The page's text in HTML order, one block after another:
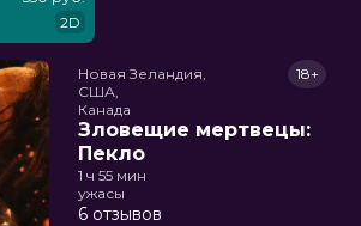
2D
Новая Зеландия,
США,
Канада
Зловещие мертвецы:
Пекло
18+
1 ч 55 мин
ужасы
6 отзывов